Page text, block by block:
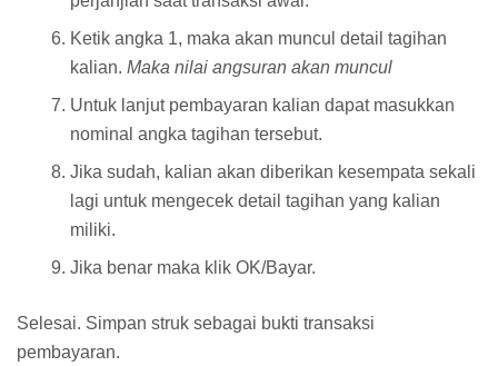
Ketik angka 1, maka akan muncul detail tagihan
kalian. Maka nilai angsuran akan muncul
Untuk lanjut pembayaran kalian dapat masukkan
nominal angka tagihan tersebut.
Jika sudah, kalian akan diberikan kesempata sekali
lagi untuk mengecek detail tagihan yang kalian
miliki.
Jika benar maka klik OK/Bayar.
Selesai. Simpan struk sebagai bukti transaksi
pembayaran.